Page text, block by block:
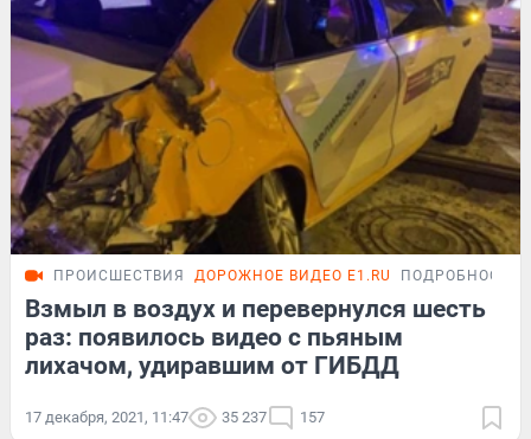
ПРОИСШЕСТВИЯ ДОРОЖНОЕ ВИДЕО E1.RU ПОДРОБНОСТИ
Взмыл в воздух и перевернулся шесть
раз: появилось видео с пьяным
лихачом, удиравшим от ГИБДД
17 декабря, 2021, 11:47 35 237 157